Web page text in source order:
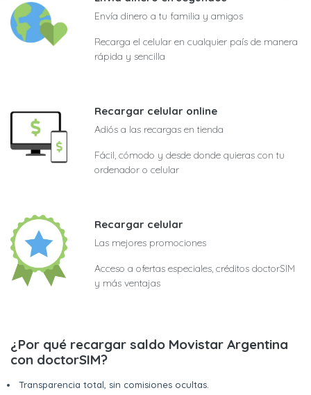
Envía dinero a tu familia y amigos
Recarga el celular en cualquier país de manera
rápida y sencilla
Recargar celular online
Adiós a las recargas en tienda
Fácil, cómodo y desde donde quieras con tu
ordenador o celular
Recargar celular
Las mejores promociones
Acceso a ofertas especiales, créditos doctorSIM
y más ventajas
¿Por qué recargar saldo Movistar Argentina
con doctorSIM?
Transparencia total, sin comisiones ocultas.